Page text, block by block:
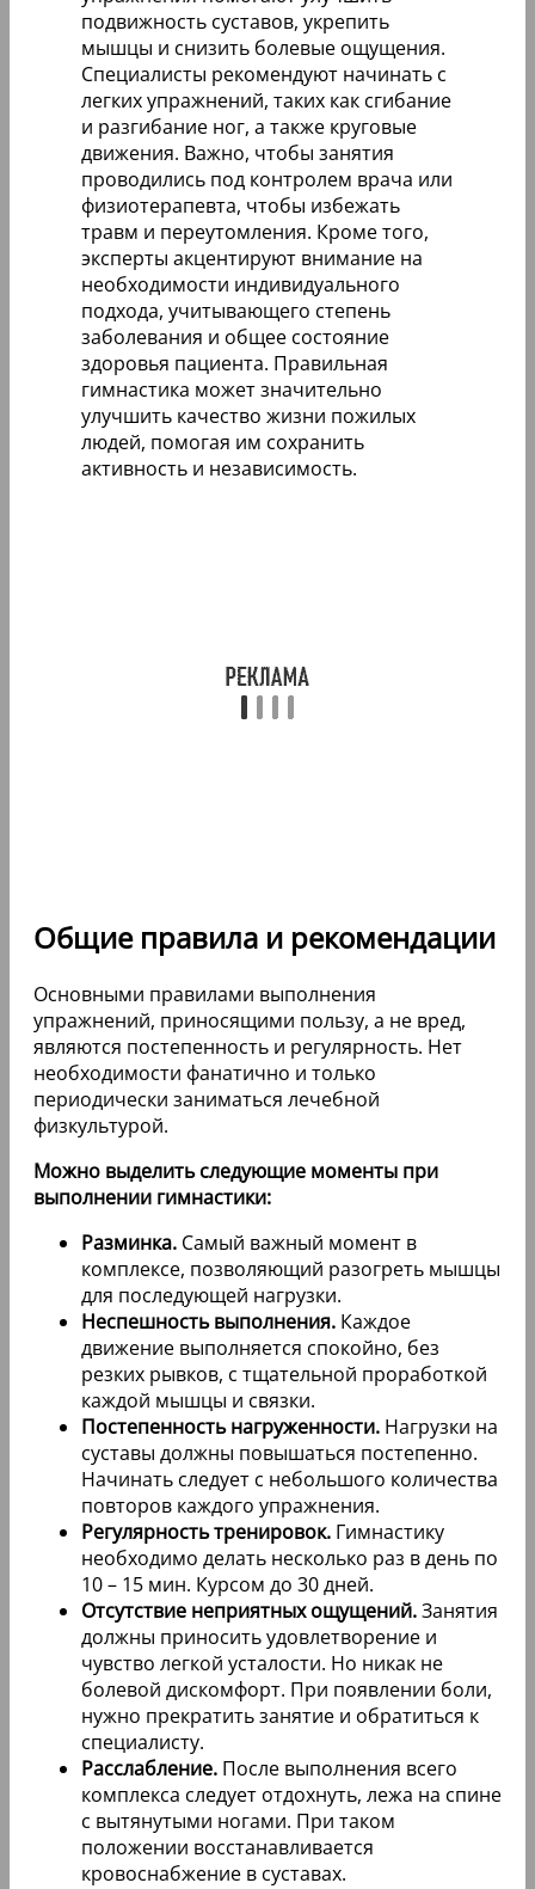
подвижность суставов, укрепить
мышцы и снизить болевые ощущения.
Специалисты рекомендуют начинать с
легких упражнений, таких как сгибание
и разгибание ног, а также круговые
движения. Важно, чтобы занятия
проводились под контролем врача или
физиотерапевта, чтобы избежать
травм и переутомления. Кроме того,
эксперты акцентируют внимание на
необходимости индивидуального
подхода, учитывающего степень
заболевания и общее состояние
здоровья пациента. Правильная
гимнастика может значительно
улучшить качество жизни пожилых
людей, помогая им сохранить
активность и независимость.
Общие правила и рекомендации
Основными правилами выполнения
упражнений, приносящими пользу, а не вред,
являются постепенность и регулярность. Нет
необходимости фанатично и только
периодически заниматься лечебной
физкультурой.
Можно выделить следующие моменты при
выполнении гимнастики:
Разминка. Самый важный момент в
комплексе, позволяющий разогреть мышцы
для последующей нагрузки.
Неспешность выполнения. Каждое
движение выполняется спокойно, без
резких рывков, с тщательной проработкой
каждой мышцы и связки.
Постепенность нагруженности. Нагрузки на
суставы должны повышаться постепенно.
Начинать следует с небольшого количества
повторов каждого упражнения.
Регулярность тренировок. Гимнастику
необходимо делать несколько раз в день по
10 – 15 мин. Курсом до 30 дней.
Отсутствие неприятных ощущений.Занятия
должны приносить удовлетворение и
чувство легкой усталости. Но никак не
болевой дискомфорт. При появлении боли,
нужно прекратить занятие и обратиться к
специалисту.
Расслабление. После выполнения всего
комплекса следует отдохнуть, лежа на спине
с вытянутыми ногами. При таком
положении восстанавливается
кровоснабжение в суставах.